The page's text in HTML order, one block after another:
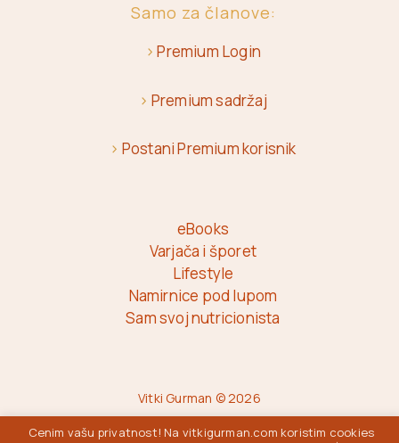
Samo za članove:
>Premium Login
> Premium sadržaj
> Postani Premium korisnik
eBooks
Varjača i šporet
Lifestyle
Namirnice pod lupom
Sam svoj nutricionista
Vitki Gurman © 2026
Cenim vašu privatnost! Na vitkigurman.com koristim cookies